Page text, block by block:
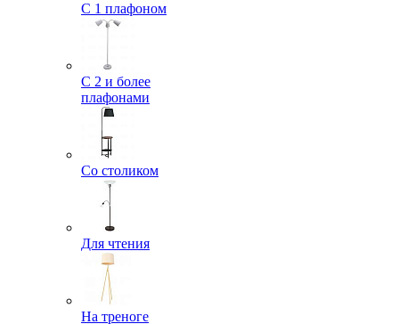
С 1 плафоном
С 2 и более
плафонами
Со столиком
Для чтения
На треноге